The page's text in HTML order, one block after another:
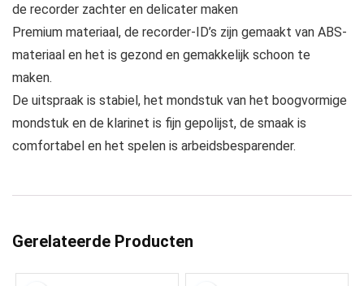
de recorder zachter en delicater maken
Premium materiaal, de recorder-ID’s zijn gemaakt van ABS-
materiaal en het is gezond en gemakkelijk schoon te
maken.
De uitspraak is stabiel, het mondstuk van het boogvormige
mondstuk en de klarinet is fijn gepolijst, de smaak is
comfortabel en het spelen is arbeidsbesparender.
Gerelateerde Producten